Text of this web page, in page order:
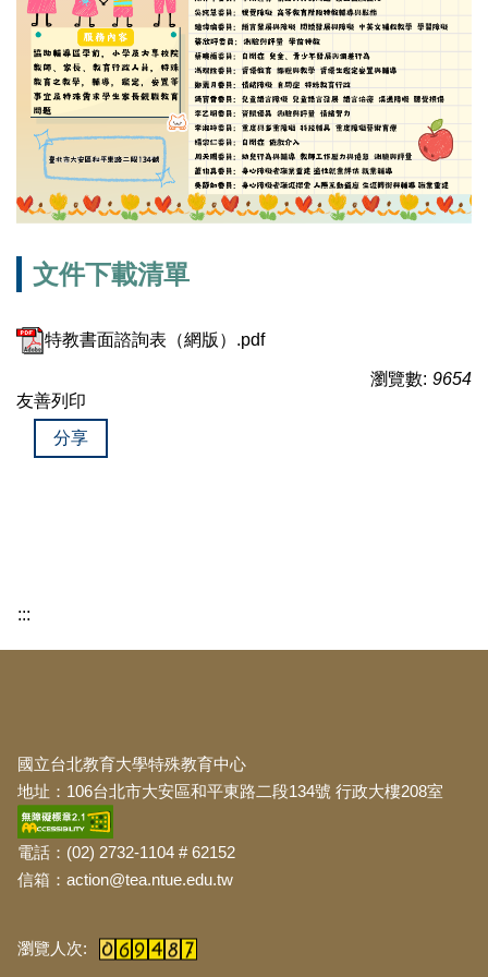
文件下載清單
特教書面諮詢表（網版）.pdf
瀏覽數: 9654
友善列印
分享
:::
國立台北教育大學特殊教育中心
地址：106台北市大安區和平東路二段134號 行政大樓208室
電話：(02) 2732-1104 # 62152
信箱：action@tea.ntue.edu.tw